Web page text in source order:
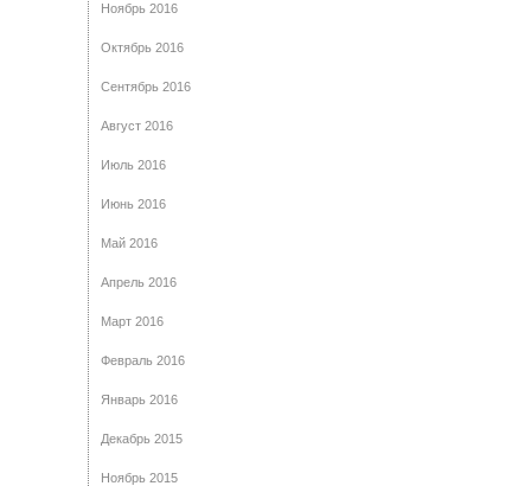
Ноябрь 2016
Октябрь 2016
Сентябрь 2016
Август 2016
Июль 2016
Июнь 2016
Май 2016
Апрель 2016
Март 2016
Февраль 2016
Январь 2016
Декабрь 2015
Ноябрь 2015